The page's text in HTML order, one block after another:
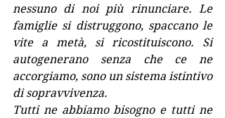
nessuno di noi più rinunciare. Le
famiglie si distruggono, spaccano le
vite a metà, si ricostituiscono. Si
autogenerano senza che ce ne
accorgiamo, sono un sistema istintivo
di sopravvivenza.
Tutti ne abbiamo bisogno e tutti ne